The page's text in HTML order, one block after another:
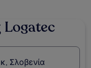
Logatec
Σλοβενία